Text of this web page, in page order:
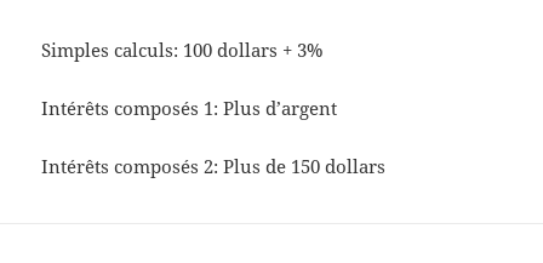
Simples calculs: 100 dollars + 3%
Intérêts composés 1: Plus d’argent
Intérêts composés 2: Plus de 150 dollars